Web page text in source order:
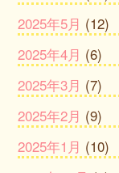
2025年5月 (12)
2025年4月 (6)
2025年3月 (7)
2025年2月 (9)
2025年1月 (10)